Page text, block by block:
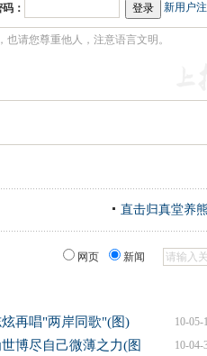
： 新用户
直击归真堂养
网页 新闻
10-05-
再唱"两岸同歌"(图)
10-04-
博尽自己微薄之力(图